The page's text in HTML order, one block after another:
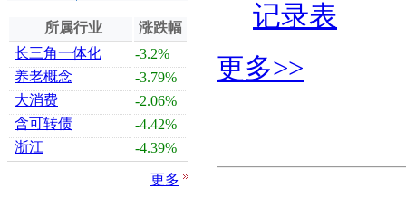
所属行业
涨跌幅
长三角一体化
-3.2%
养老概念
-3.79%
大消费
-2.06%
含可转债
-4.42%
浙江
-4.39%
更多
记录表
更多>>